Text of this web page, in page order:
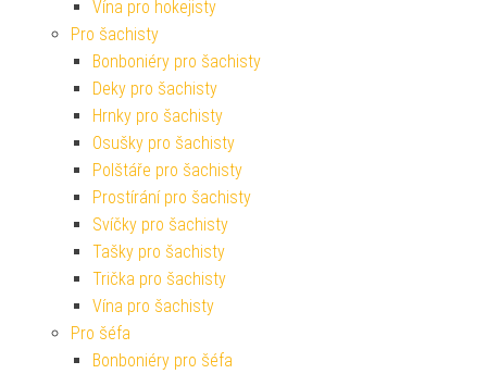
Vína pro hokejisty
Pro šachisty
Bonboniéry pro šachisty
Deky pro šachisty
Hrnky pro šachisty
Osušky pro šachisty
Polštáře pro šachisty
Prostírání pro šachisty
Svíčky pro šachisty
Tašky pro šachisty
Trička pro šachisty
Vína pro šachisty
Pro šéfa
Bonboniéry pro šéfa